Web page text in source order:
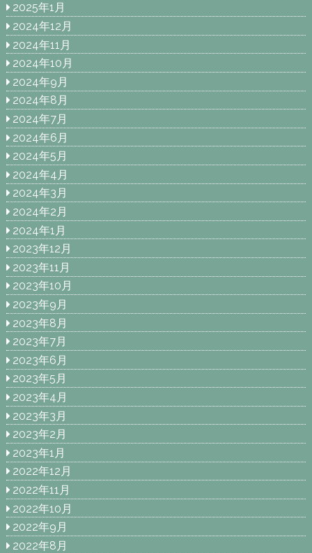
2025年1月
2024年12月
2024年11月
2024年10月
2024年9月
2024年8月
2024年7月
2024年6月
2024年5月
2024年4月
2024年3月
2024年2月
2024年1月
2023年12月
2023年11月
2023年10月
2023年9月
2023年8月
2023年7月
2023年6月
2023年5月
2023年4月
2023年3月
2023年2月
2023年1月
2022年12月
2022年11月
2022年10月
2022年9月
2022年8月